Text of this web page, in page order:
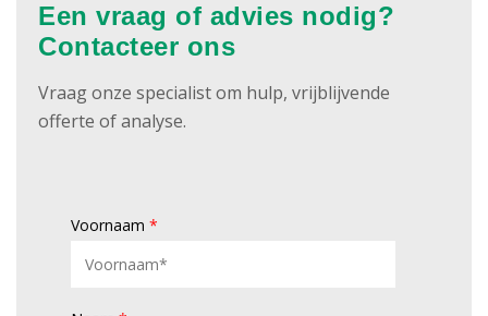
Een vraag of advies nodig?
Contacteer ons
Vraag onze specialist om hulp, vrijblijvende
offerte of analyse.
Voornaam*